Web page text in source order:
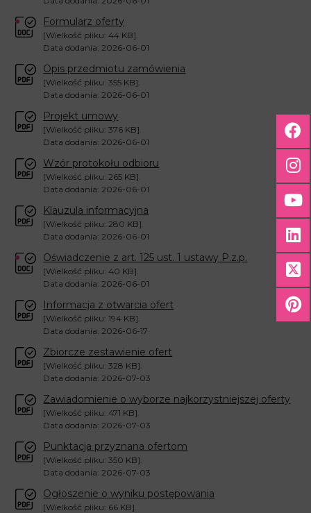
Formularz oferty
[Wielkość pliku: 44 KB].
Data dodania: 2026-06-01
Opis przedmiotu zamówienia
[Wielkość pliku: 355 KB].
Data dodania: 2026-06-01
Projekt umowy
[Wielkość pliku: 376 KB].
Data dodania: 2026-06-01
Wzór protokołu odbioru
[Wielkość pliku: 265 KB].
Data dodania: 2026-06-01
Klauzula informacyjna
[Wielkość pliku: 280 KB].
Data dodania: 2026-06-01
Oświadczenie z art. 125 ust. 1 ustawy P.z.p.
[Wielkość pliku: 40 KB].
Data dodania: 2026-06-01
Informacja z otwarcia ofert
[Wielkość pliku: 194 KB].
Data dodania: 2026-06-17
Zbiorcze zestawienie ofert
[Wielkość pliku: 328 KB].
Data dodania: 2026-07-03
Zawiadomienie o wyborze najkorzystniejszej oferty
[Wielkość pliku: 471 KB].
Data dodania: 2026-07-03
Punktacja przyznana ofertom
[Wielkość pliku: 350 KB].
Data dodania: 2026-07-03
Ogłoszenie o wyniku postępowania
[Wielkość pliku: 66 KB].